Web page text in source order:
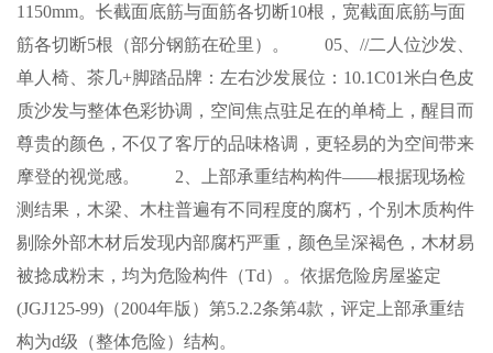
1150mm。长截面底筋与面筋各切断10根，宽截面底筋与面
筋各切断5根（部分钢筋在砼里）。 05、//二人位沙发、
单人椅、茶几+脚踏品牌：左右沙发展位：10.1C01米白色皮
质沙发与整体色彩协调，空间焦点驻足在的单椅上，醒目而
尊贵的颜色，不仅了客厅的品味格调，更轻易的为空间带来
摩登的视觉感。 2、上部承重结构构件——根据现场检
测结果，木梁、木柱普遍有不同程度的腐朽，个别木质构件
剔除外部木材后发现内部腐朽严重，颜色呈深褐色，木材易
被捻成粉末，均为危险构件（Td）。依据危险房屋鉴定
(JGJ125-99)（2004年版）第5.2.2条第4款，评定上部承重结
构为d级（整体危险）结构。